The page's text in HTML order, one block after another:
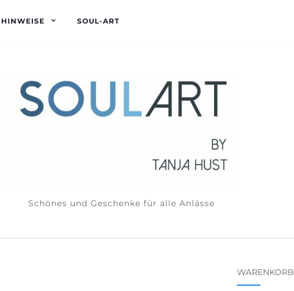
HINWEISE SOUL-ART
Schönes und Geschenke für alle Anlässe
WARENKORB